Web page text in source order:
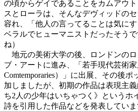
の頃からゲイであることをカムアウ
スとローラは、そんなデヴィッドの
容れ、「他人の言ってることは気に
ベラルでヒューマニストだったそう
ね）
地元の美術大学の後、ロンドンの
ブ・アートに進み、「若手現代芸術家
Comtemporaries）」に出展、その後
加しましたが、初期の作品は表現主
ち2人の少年はいちゃつく》というホ
詩を引用した作品などを発表していま